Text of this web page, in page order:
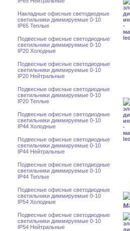
Накладные офисные светодиодные
светильники диммируемые 0-10
IP65 Теплые
Подвесные офисные светодиодные
светильники диммируемые 0-10
IP20 Холодные
Подвесные офисные светодиодные
светильники диммируемые 0-10
IP20 Нейтральные
Подвесные офисные светодиодные
светильники диммируемые 0-10
IP20 Теплые
Подвесные офисные светодиодные
светильники диммируемые 0-10
IP44 Холодные
Подвесные офисные светодиодные
светильники диммируемые 0-10
IP44 Нейтральные
Подвесные офисные светодиодные
светильники диммируемые 0-10
IP44 Теплые
Подвесные офисные светодиодные
светильники диммируемые 0-10
IP54 Холодные
Подвесные офисные светодиодные
светильники диммируемые 0-10
IP54 Нейтральные